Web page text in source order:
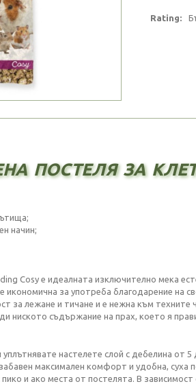
Rating:
постеля за
начин;
Cosy е идеалната изключително мека
икономична за употреба благодарение на
за лежане и тичане и е нежна към техните
ниското съдържание на прах, което я
настелете слой с дебелина от
максимален комфорт и удобна, суха
и ако места от постелята. В